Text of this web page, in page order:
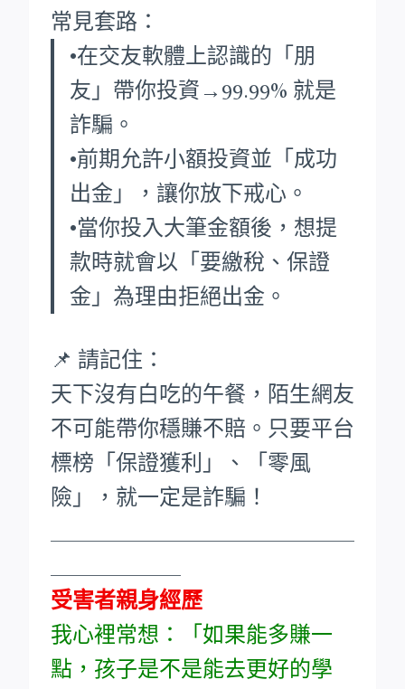
常見套路：
•在交友軟體上認識的「朋
友」帶你投資→99.99% 就是
詐騙。
•前期允許小額投資並「成功
出金」，讓你放下戒心。
•當你投入大筆金額後，想提
款時就會以「要繳稅、保證
金」為理由拒絕出金。
📌 請記住：
天下沒有白吃的午餐，陌生網友
不可能帶你穩賺不賠。只要平台
標榜「保證獲利」、「零風
險」，就一定是詐騙！
受害者親身經歷
我心裡常想：「如果能多賺一
點，孩子是不是能去更好的學